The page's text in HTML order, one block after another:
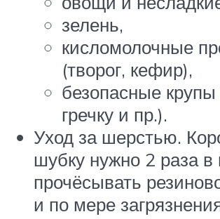
зелень,
кисломолочные
(творог, кефир),
безопасные крупы
гречку и пр.).
Уход за шерстью.
шубку нужно 2 раза
прочёсывать
и по мере